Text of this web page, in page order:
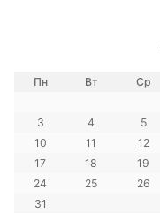
Пн Вт Ср
3
4 5
10
11 12
17
18 19
24
25 26
31